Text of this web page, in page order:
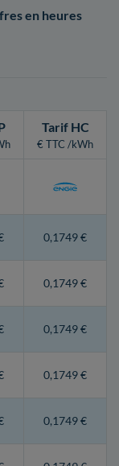
en heures
Tarif HC
€ TTC /kWh
0,1749 €
0,1749 €
0,1749 €
0,1749 €
0,1749 €